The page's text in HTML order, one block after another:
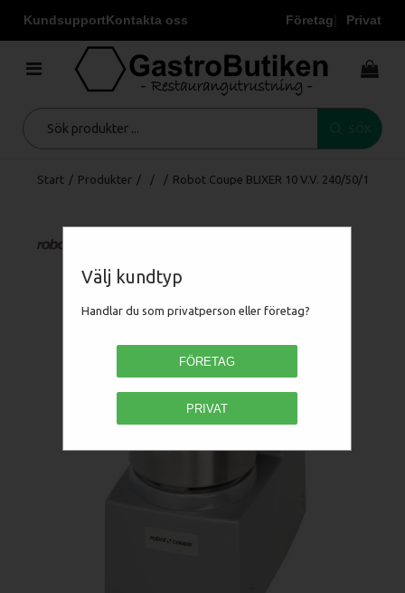
KundsupportKontakta oss Företag Privat
Välj kundtyp
Handlar du som privatperson eller företag?
FÖRETAG
PRIVAT
Start / Produkter / / / Robot Coupe BLIXER 10 V.V. 240/50/1